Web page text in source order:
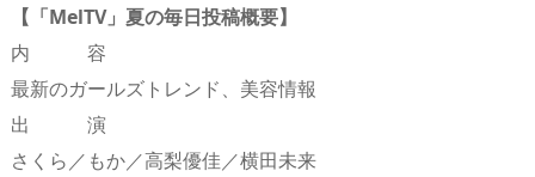
【「MelTV」夏の毎日投稿概要】
内 容
最新のガールズトレンド、美容情報
出 演
さくら／もか／高梨優佳／横田未来